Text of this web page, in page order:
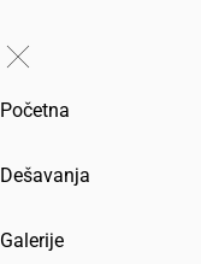
Početna
Dešavanja
Galerije